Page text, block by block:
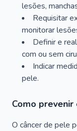
lesões,
Requisitar
monitorar
Definir e
com ou sem
Indicar
pele.
Como
O câncer de pele